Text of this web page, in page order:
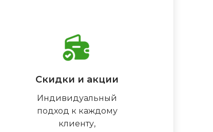
Скидки и акции
Индивидуальный
подход к каждому
клиенту,